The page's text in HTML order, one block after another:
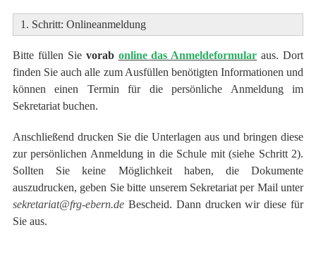
1. Schritt: Onlineanmeldung
Bitte füllen Sie vorab online das Anmeldeformular aus. Dort
finden Sie auch alle zum Ausfüllen benötigten Informationen und
können einen Termin für die persönliche Anmeldung im
Sekretariat buchen.
Anschließend drucken Sie die Unterlagen aus und bringen diese
zur persönlichen Anmeldung in die Schule mit (siehe Schritt 2).
Sollten Sie keine Möglichkeit haben, die Dokumente
auszudrucken, geben Sie bitte unserem Sekretariat per Mail unter
sekretariat@frg-ebern.de Bescheid. Dann drucken wir diese für
Sie aus.